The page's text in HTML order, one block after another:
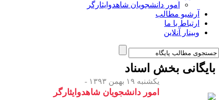
امور دانشجویان شاهدوایثارگر
مطالب
با ما
آنلاین
بخش اسناد
امور دانشجویان شاهدوایثارگر